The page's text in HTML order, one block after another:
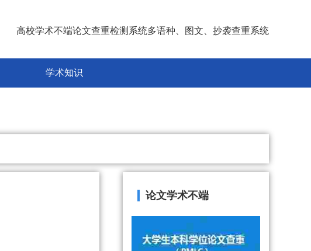
高校学术不端论文查重检测系统多语种、图文、抄袭查重系统
学术知识
论文学术不端